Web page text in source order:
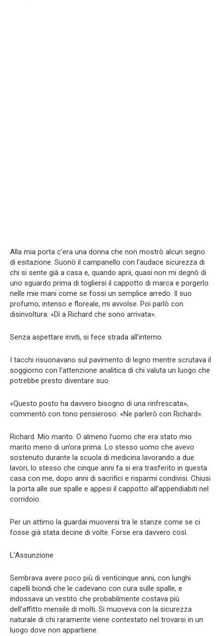
Alla mia porta c’era una donna che non mostrò alcun segno
di esitazione. Suonò il campanello con l’audace sicurezza di
chi si sente già a casa e, quando aprii, quasi non mi degnò di
uno sguardo prima di togliersi il cappotto di marca e porgerlo
nelle mie mani come se fossi un semplice arredo. Il suo
profumo, intenso e floreale, mi avvolse. Poi parlò con
disinvoltura: «Dì a Richard che sono arrivata».
Senza aspettare inviti, si fece strada all’interno.
I tacchi risuonavano sul pavimento di legno mentre scrutava il
soggiorno con l’attenzione analitica di chi valuta un luogo che
potrebbe presto diventare suo.
«Questo posto ha davvero bisogno di una rinfrescata»,
commentò con tono pensieroso. «Ne parlerò con Richard».
Richard. Mio marito. O almeno l’uomo che era stato mio
marito meno di un’ora prima. Lo stesso uomo che avevo
sostenuto durante la scuola di medicina lavorando a due
lavori, lo stesso che cinque anni fa si era trasferito in questa
casa con me, dopo anni di sacrifici e risparmi condivisi. Chiusi
la porta alle sue spalle e appesi il cappotto all’appendiabiti nel
corridoio.
Per un attimo la guardai muoversi tra le stanze come se ci
fosse già stata decine di volte. Forse era davvero così.
L’Assunzione
Sembrava avere poco più di venticinque anni, con lunghi
capelli biondi che le cadevano con cura sulle spalle, e
indossava un vestito che probabilmente costava più
dell’affitto mensile di molti. Si muoveva con la sicurezza
naturale di chi raramente viene contestato nel trovarsi in un
luogo dove non appartiene.